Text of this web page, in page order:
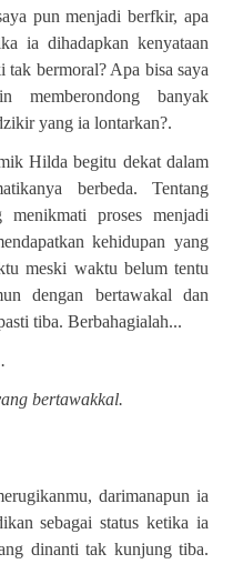
pun menjadi berfkir, apa
ia dihadapkan kenyataan
bermoral? Apa bisa saya
banyak
yang ia lontarkan?.
Hilda begitu dekat dalam
berbeda. Tentang
menikmati proses menjadi
kehidupan yang
meski waktu belum tentu
dengan bertawakal dan
tiba. Berbahagialah...
bertawakkal.
darimanapun ia
sebagai status ketika ia
dinanti tak kunjung tiba.